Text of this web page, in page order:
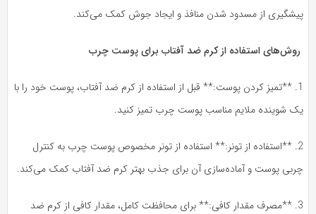
از مسدود شدن منافذ و ایجاد جوش کمک می‌کند.
استفاده از کرم ضد آفتاب برای پوست چرب
1. **تمیز کردن پوست:** قبل از استفاده از کرم ضد آفتاب، پوست خود را با
شوینده ملایم مناسب پوست چرب تمیز کنید.
2. **استفاده از تونر:** استفاده از تونر مخصوص پوست چرب به کنترل
پوست و آماده‌سازی آن برای جذب بهتر کرم ضد آفتاب کمک می‌کند.
3. **مصرف مقدار کافی:** برای محافظت کامل، مقدار کافی از کرم ضد